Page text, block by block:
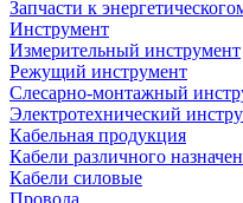
Запчасти к
Инструмент
Измерительный инструмент
Режущий инструмент
Слесарно-монтажный
Электротехнический
Кабельная продукция
Кабели различного
Кабели силовые
Провода